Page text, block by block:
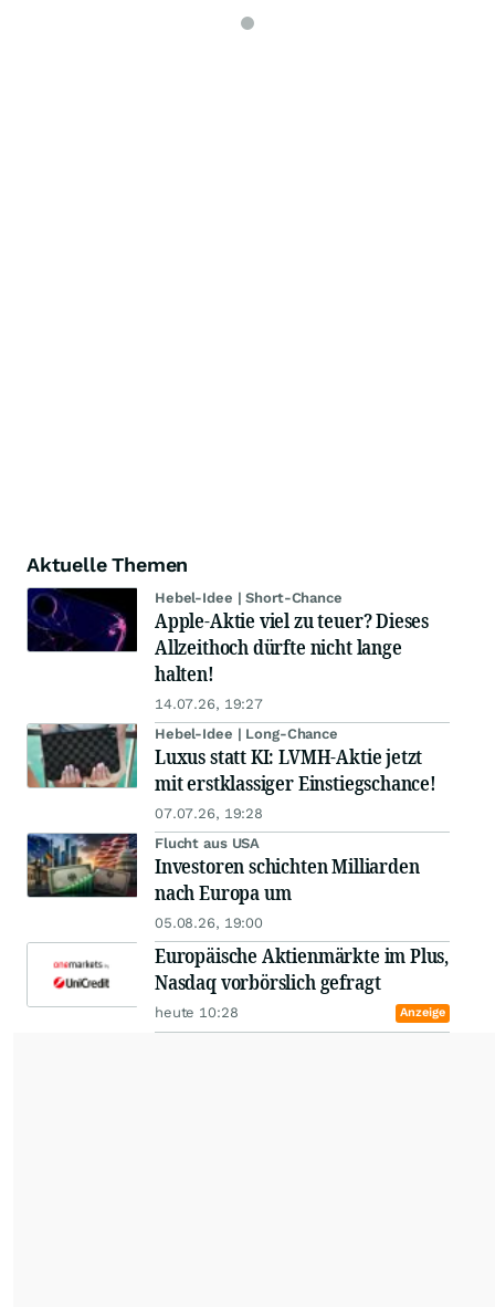
Aktuelle Themen
Hebel-Idee | Short-Chance
Apple-Aktie viel zu teuer? Dieses
Allzeithoch dürfte nicht lange
halten!
14.07.26, 19:27
Hebel-Idee | Long-Chance
Luxus statt KI: LVMH-Aktie jetzt
mit erstklassiger Einstiegschance!
07.07.26, 19:28
Flucht aus USA
Investoren schichten Milliarden
nach Europa um
05.08.26, 19:00
Europäische Aktienmärkte im Plus,
Nasdaq vorbörslich gefragt
heute 10:28 Anzeige